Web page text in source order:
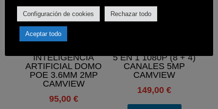
INTELIGENCIA
ARTIFICIAL DOMO
POE 3.6MM 2MP
CAMVIEW
95,00 €
5 EN 1 1080P (8 + 4)
CANALES 5MP
CAMVIEW
149,00€
Configuración de cookies Rechazar todo
Aceptar todo